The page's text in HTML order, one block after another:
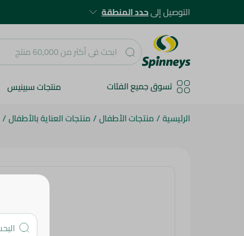
التوصيل إلىحدد المنطقة
تسوق جميع الفئات منتجات سبينيس
الرئيسية/منتجات الأطفال/منتجات العناية بالأطفال/